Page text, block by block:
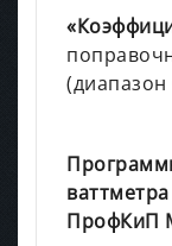
(диапазон
ПрофКиП